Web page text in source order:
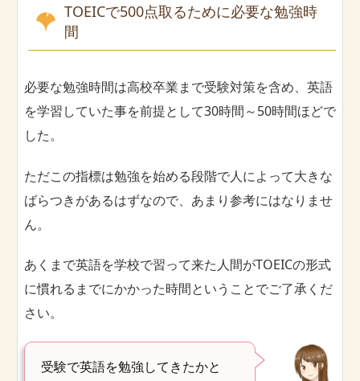
TOEICで500点取るために必要な勉強時
間
必要な勉強時間は高校卒業まで受験対策を含め、英語
を学習していた事を前提として30時間～50時間ほどで
した。
ただこの指標は勉強を始める段階で人によって大きな
ばらつきがあるはずなので、あまり参考にはなりませ
ん。
あくまで英語を学校で習って来た人間がTOEICの形式
に慣れるまでにかかった時間ということでご了承くだ
さい。
受験で英語を勉強してきたかと